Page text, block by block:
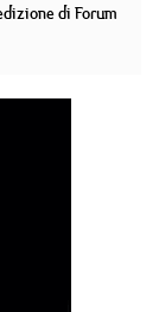
di Forum